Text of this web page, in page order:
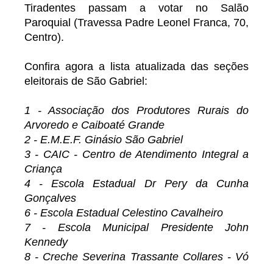
Tiradentes passam a votar no Salão
Paroquial (Travessa Padre Leonel Franca, 70,
Centro).
Confira agora a lista atualizada das seções
eleitorais de São Gabriel:
1 - Associação dos Produtores Rurais do
Arvoredo e Caiboaté Grande
2 - E.M.E.F. Ginásio São Gabriel
3 - CAIC - Centro de Atendimento Integral a
Criança
4 - Escola Estadual Dr Pery da Cunha
Gonçalves
6 - Escola Estadual Celestino Cavalheiro
7 - Escola Municipal Presidente John
Kennedy
8 - Creche Severina Trassante Collares - Vó